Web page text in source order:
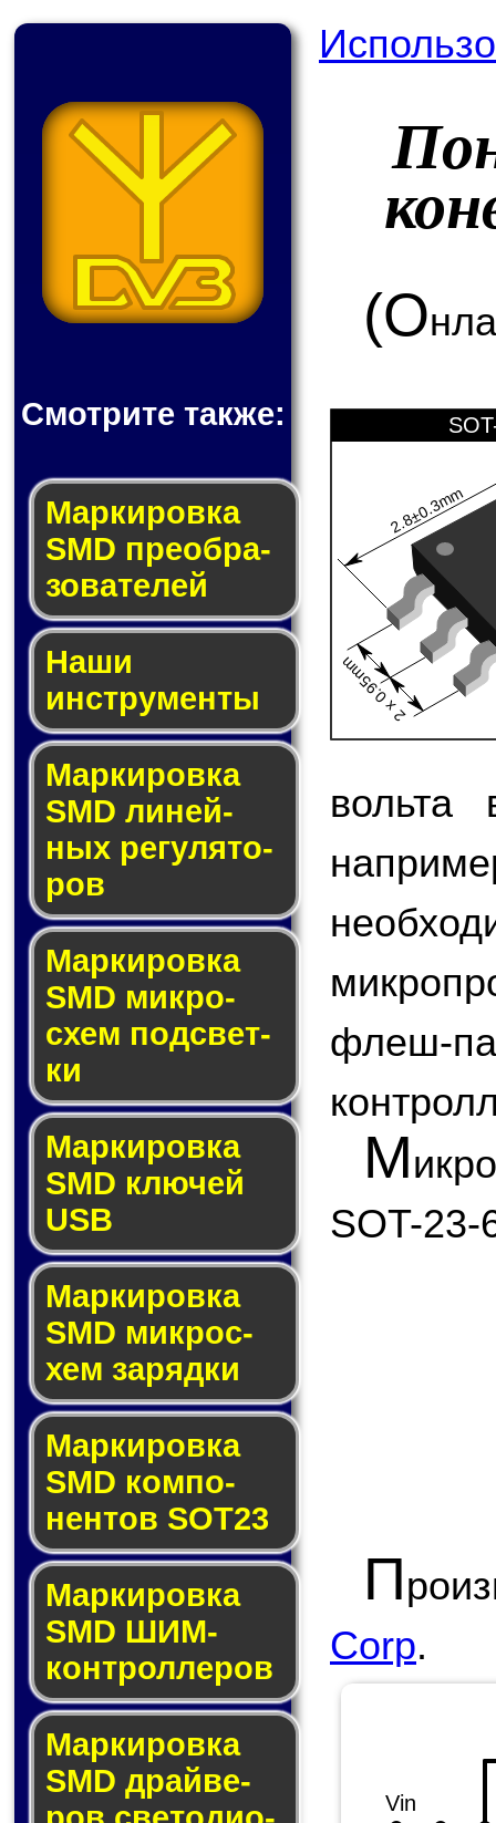
Смотрите также:
Мар­ки­ров­ка
SMD пре­об­ра­
зо­ва­те­лей
Наши
инструменты
Маркировка
SMD ли­ней­
ных ре­гу­ля­то­
ров
Маркировка
SMD мик­ро­
схем под­свет­
ки
Маркировка
SMD клю­чей
USB
Маркировка
SMD мик­рос­
хем за­ряд­ки
Маркировка
SMD ком­по­
нен­тов SOT23
Маркировка
SMD ШИМ-
кон­трол­ле­ров
Маркировка
SMD драй­ве­
(О
2.8±0.3mm
2 x 0.95mm
вольта
М
SOT-23-
П
Corp.
Vin